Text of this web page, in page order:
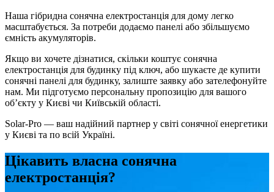
Наша гібридна сонячна електростанція для дому легко
масштабується. За потреби додаємо панелі або збільшуємо
ємність акумуляторів.
Якщо ви хочете дізнатися, скільки коштує сонячна
електростанція для будинку під ключ, або шукаєте де купити
сонячні панелі для будинку, залиште заявку або зателефонуйте
нам. Ми підготуємо персональну пропозицію для вашого
об’єкту у Києві чи Київській області.
Solar-Pro — ваш надійний партнер у світі сонячної енергетики
у Києві та по всій Україні.
Цікавить власна сонячна
електростанція?